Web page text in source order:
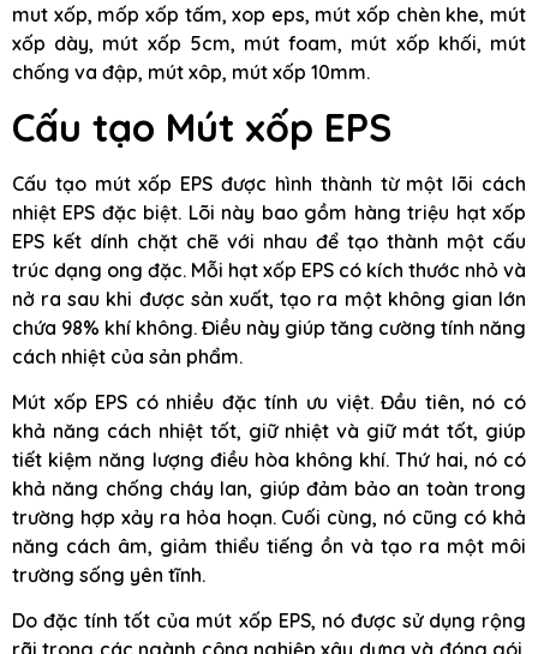
mut xốp, mốp xốp tấm, xop eps, mút xốp chèn khe, mút
xốp dày, mút xốp 5cm, mút foam, mút xốp khối, mút
chống va đập, mút xôp, mút xốp 10mm.
Cấu tạo Mút xốp EPS
Cấu tạo mút xốp EPS được hình thành từ một lõi cách
nhiệt EPS đặc biệt. Lõi này bao gồm hàng triệu hạt xốp
EPS kết dính chặt chẽ với nhau để tạo thành một cấu
trúc dạng ong đặc. Mỗi hạt xốp EPS có kích thước nhỏ và
nở ra sau khi được sản xuất, tạo ra một không gian lớn
chứa 98% khí không. Điều này giúp tăng cường tính năng
cách nhiệt của sản phẩm.
Mút xốp EPS có nhiều đặc tính ưu việt. Đầu tiên, nó có
khả năng cách nhiệt tốt, giữ nhiệt và giữ mát tốt, giúp
tiết kiệm năng lượng điều hòa không khí. Thứ hai, nó có
khả năng chống cháy lan, giúp đảm bảo an toàn trong
trường hợp xảy ra hỏa hoạn. Cuối cùng, nó cũng có khả
năng cách âm, giảm thiểu tiếng ồn và tạo ra một môi
trường sống yên tĩnh.
Do đặc tính tốt của mút xốp EPS, nó được sử dụng rộng